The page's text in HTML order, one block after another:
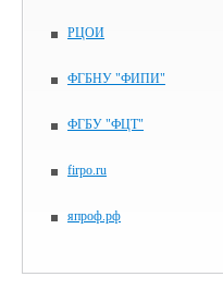
РЦОИ
ФГБНУ "ФИПИ"
ФГБУ "ФЦТ"
firpo.ru
япроф.рф